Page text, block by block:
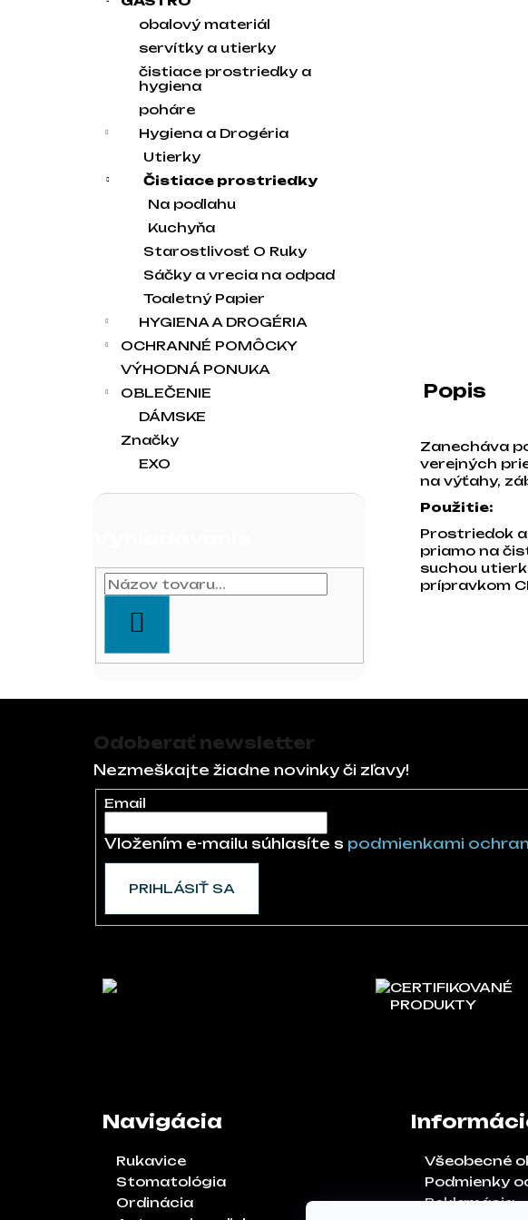
obalový materiál
servítky a utierky
čistiace prostriedky a
hygiena
poháre
Hygiena a Drogéria
Utierky
Čistiace prostriedky
Na podlahu
Kuchyňa
Starostlivosť O Ruky
Sáčky a vrecia na odpad
Toaletný Papier
HYGIENA A DROGÉRIA
OCHRANNÉ POMÔCKY
VÝHODNÁ PONUKA
OBLEČENIE
DÁMSKE
Značky
EXO
Popis
Zanecháva
verejných
na výťahy,
Použitie:
Prostriedok
priamo na
suchou
prípravkom
Odoberať newsletter
Nezmeškajte žiadne novinky či zľavy!
Email
Vložením e-mailu súhlasíte s podmienkami
PRIHLÁSIŤ SA
CERTIFIKOVANÉ
PRODUKTY
Navigácia
Rukavice
Stomatológia
Ordinácia
Všeobecné
Podmienky
Reklamácia